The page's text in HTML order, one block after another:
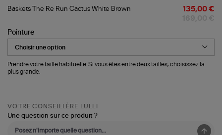
Baskets
Run
Cactus
White
Brown
Baskets The Re Run Cactus White Brown 135,00 €
Pointure
Prendre votre taille habituelle. Si vous êtes entre deux tailles, choisissez la
plus grande.
VOTRE CONSEILLÈRE LULLI
Une question sur ce produit ?